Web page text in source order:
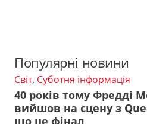
Популярні новини
Світ, Суботня інформація
40 років тому Фредді
вийшов на сцену з